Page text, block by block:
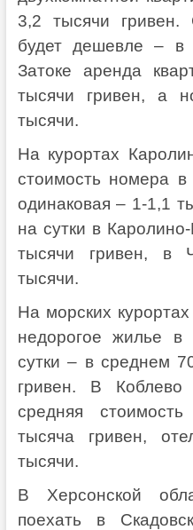
3,2 тысячи
будет дешевле –
Затоке аренда
тысячи гривен, а
тысячи.
На курортах
стоимость номера в
одинаковая – 1-1,1
на сутки в
тысячи гривен, в
тысячи.
На морских
недорогое жилье в
сутки – в среднем
гривен. В
средняя
тысяча гривен,
тысячи.
В Херсонской
поехать в